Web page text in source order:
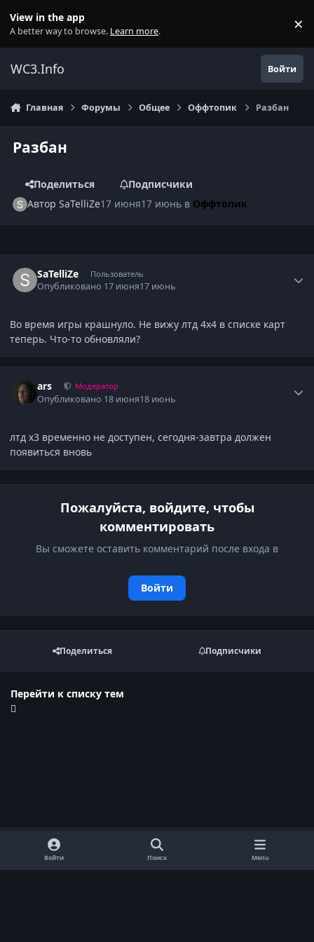
View in the app
A better way to browse. Learn more. ×
WC3.Info Войти
Главная Форумы Общее Оффтопик Разбан
Разбан
Поделиться
Подписчики
АвторSaTelliZe17 июня17 июнь в Оффтопик
SaTelliZe Пользователь
Опубликовано 17 июня17 июнь
Во время игры крашнуло. Не вижу лтд 4х4 в списке карт
теперь. Что-то обновляли?
ars Модератор
Опубликовано 18 июня18 июнь
лтд х3 временно не доступен, сегодня-завтра должен
появиться вновь
Пожалуйста, войдите, чтобы
комментировать
Вы сможете оставить комментарий после входа в
Войти
Поделиться Подписчики
Перейти к списку тем
Обратная связь Cookie-файлы
Договор оферты
Войти Поиск Menu